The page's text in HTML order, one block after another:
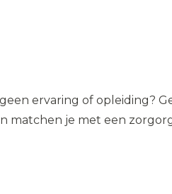
ervaring of opleiding?
je met een